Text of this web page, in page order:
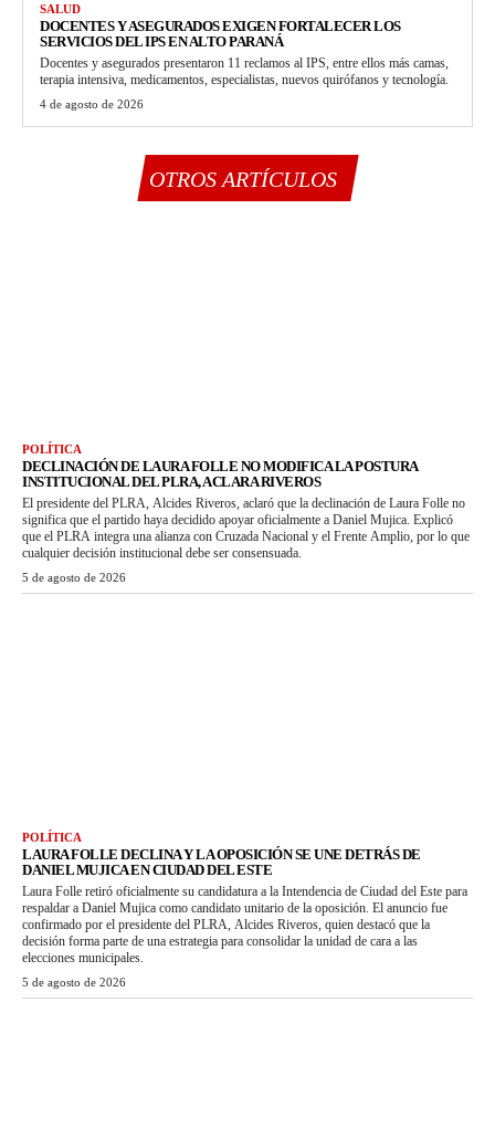
SALUD
DOCENTES Y ASEGURADOS EXIGEN FORTALECER LOS
SERVICIOS DEL IPS EN ALTO PARANÁ
Docentes y asegurados presentaron 11 reclamos al IPS, entre ellos más camas,
terapia intensiva, medicamentos, especialistas, nuevos quirófanos y tecnología.
4 de agosto de 2026
OTROS ARTÍCULOS
POLÍTICA
DECLINACIÓN DE LAURA FOLLE NO MODIFICA LA POSTURA
INSTITUCIONAL DEL PLRA, ACLARA RIVEROS
El presidente del PLRA, Alcides Riveros, aclaró que la declinación de Laura Folle no
significa que el partido haya decidido apoyar oficialmente a Daniel Mujica. Explicó
que el PLRA integra una alianza con Cruzada Nacional y el Frente Amplio, por lo que
cualquier decisión institucional debe ser consensuada.
5 de agosto de 2026
POLÍTICA
LAURA FOLLE DECLINA Y LA OPOSICIÓN SE UNE DETRÁS DE
DANIEL MUJICA EN CIUDAD DEL ESTE
Laura Folle retiró oficialmente su candidatura a la Intendencia de Ciudad del Este para
respaldar a Daniel Mujica como candidato unitario de la oposición. El anuncio fue
confirmado por el presidente del PLRA, Alcides Riveros, quien destacó que la
decisión forma parte de una estrategia para consolidar la unidad de cara a las
elecciones municipales.
5 de agosto de 2026